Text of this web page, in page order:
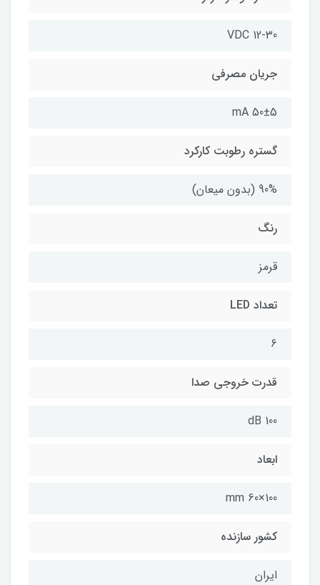
12-30 VDC
جریان مصرفی
50±5 mA
گستره رطوبت کارکرد
90% (بدون میعان)
رنگ
قرمز
تعداد LED
6
قدرت خروجی صدا
100 dB
ابعاد
100×60 mm
کشور سازنده
ایران